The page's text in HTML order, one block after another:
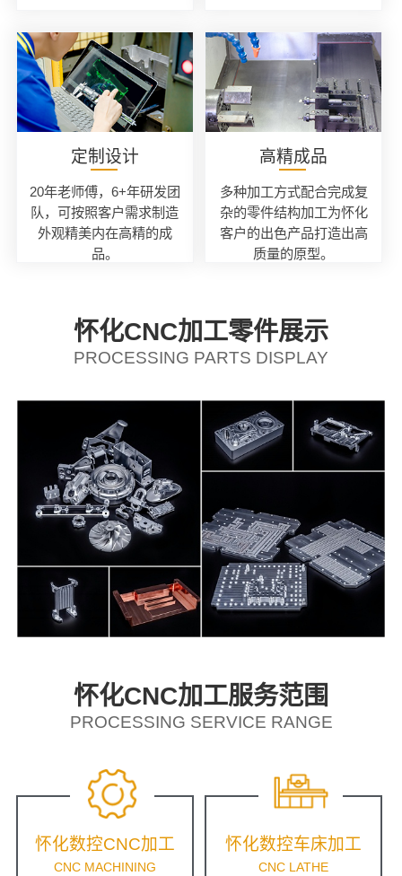
定制设计
20年老师傅，6+年研发团
队，可按照客户需求制造
外观精美内在高精的成
品。
高精成品
多种加工方式配合完成复
杂的零件结构加工为怀化
客户的出色产品打造出高
质量的原型。
怀化CNC加工零件展示
PROCESSING PARTS DISPLAY
怀化CNC加工服务范围
PROCESSING SERVICE RANGE
怀化数控CNC加工
CNC MACHINING
怀化数控车床加工
CNC LATHE